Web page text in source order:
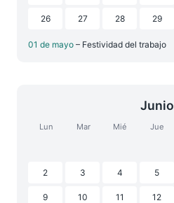
26 27 28 29
01 de mayo – Festividad del trabajo
Junio
Lun Mar Mié Jue
2 3 4 5
9 10 11 12